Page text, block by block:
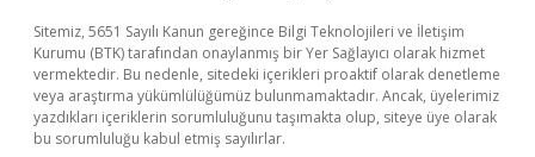
Sitemiz, 5651 Sayılı Kanun gereğince Bilgi Teknolojileri ve İletişim
Kurumu (BTK) tarafından onaylanmış bir Yer Sağlayıcı olarak hizmet
vermektedir. Bu nedenle, sitedeki içerikleri proaktif olarak denetleme
veya araştırma yükümlülüğümüz bulunmamaktadır. Ancak, üyelerimiz
yazdıkları içeriklerin sorumluluğunu taşımakta olup, siteye üye olarak
bu sorumluluğu kabul etmiş sayılırlar.